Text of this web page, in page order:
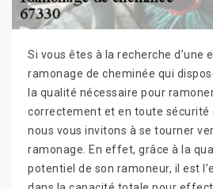
Si vous êtes à la recherche d’une
ramonage de cheminée qui
la qualité nécessaire pour
correctement et en toute sécurité
nous vous invitons à se tourner
ramonage. En effet, grâce à la
potentiel de son ramoneur, il est